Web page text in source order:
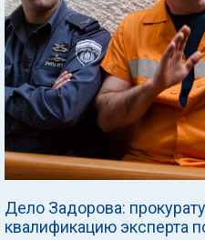
Дело Задорова:
квалификацию эксперта